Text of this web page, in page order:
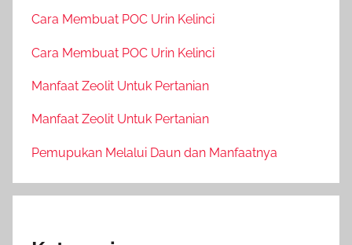
Cara Membuat POC Urin Kelinci
Cara Membuat POC Urin Kelinci
Manfaat Zeolit Untuk Pertanian
Manfaat Zeolit Untuk Pertanian
Pemupukan Melalui Daun dan Manfaatnya